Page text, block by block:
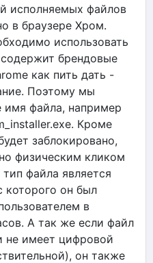
исполняемых файлов
в браузере Хром.
использовать
брендовые
как пить дать -
Поэтому мы
имя файла, например
Кроме
заблокировано,
физическим кликом
файла является
которого он был
в
А так же если файл
не имеет цифровой
он также